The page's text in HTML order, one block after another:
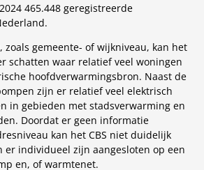
465.448 geregistreerde
zoals gemeente- of wijkniveau, kan het
schatten waar relatief veel woningen
hoofdverwarmingsbron. Naast de
zijn er relatief veel elektrisch
in gebieden met stadsverwarming en
Doordat er geen informatie
kan het CBS niet duidelijk
er individueel zijn aangesloten op een
en, of warmtenet.